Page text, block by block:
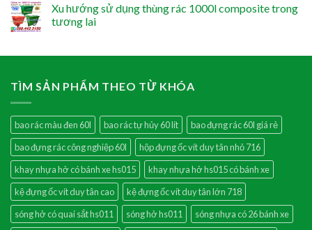
Xu hướng sử dụng thùng rác 1000l composite trong
tương lai
TÌM SẢN PHẨM THEO TỪ KHÓA
bao rác màu đen 60l bao rác tự hủy 60 lít
bao đựng rác 60l giá rẻ
bao đựng rác công nghiệp 60l
hộp đựng ốc vít duy tân nhỏ 716
khay nhựa hở có bánh xe hs015
khay nhựa hở hs015 có bánh xe
kệ đựng ốc vít duy tân cao
kệ đựng ốc vít duy tân lớn 718
sóng hở có quai sắt hs011
sóng hở hs011
sóng nhựa có 26 bánh xe